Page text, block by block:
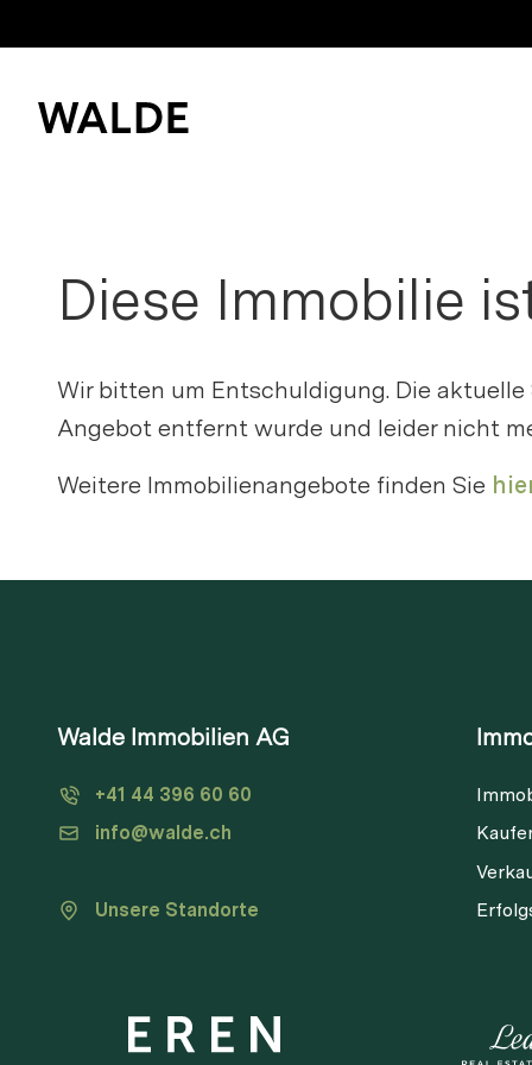
Kaufen und mieten
Erfolgsgeschichten
Bitte
Login
Diese Immobilie
Wir bitten um Entschuldigung. Die
Angebot entfernt wurde und leider nicht
Weitere Immobilienangebote finden Sie
Walde Immobilien AG
+41 44 396 60 60
info@walde.ch
Unsere Standorte